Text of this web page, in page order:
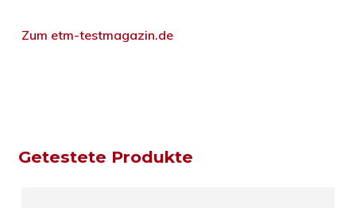
Zum etm-testmagazin.de
Getestete Produkte